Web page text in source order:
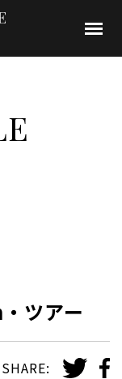
ツアー
SHARE: